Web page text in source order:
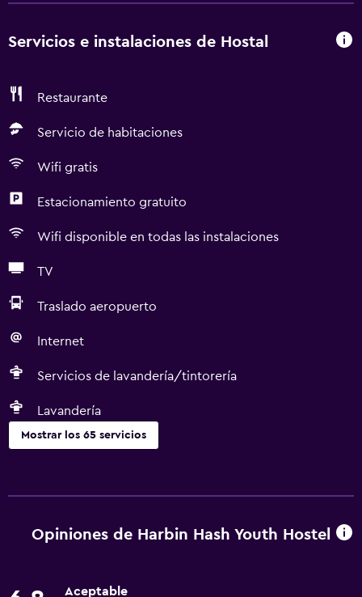
Servicios e instalaciones de Hostal
Restaurante
Servicio de habitaciones
Wifi gratis
Estacionamiento gratuito
Wifi disponible en todas las instalaciones
TV
Traslado aeropuerto
Internet
Servicios de lavandería/tintorería
Lavandería
Mostrar los 65 servicios
Wifi gratis
Opiniones de Harbin Hash Youth Hostel
Aceptable